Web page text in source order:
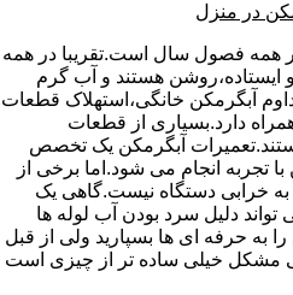
در منزل
در همه فصول سال است.تقریبا در همه
ایستاده،روشن هستند و آب گرم
آبگرمکن خانگی،استهلاک قطعات
دارد.بسیاری از قطعات
آبگرمکن یک تخصص
تجربه انجام می شود.اما برخی از
خرابی دستگاه نیست.گاهی یک
دلیل سرد بودن آب لوله ها
به حرفه ای ها بسپارید ولی از قبل
مشکل خیلی ساده تر از چیزی است